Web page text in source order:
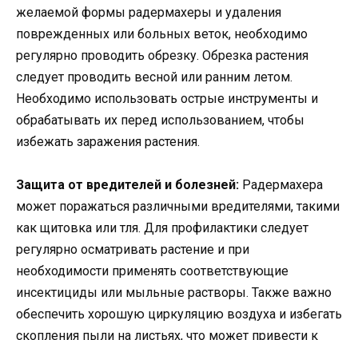
желаемой формы радермахеры и удаления
поврежденных или больных веток, необходимо
регулярно проводить обрезку. Обрезка растения
следует проводить весной или ранним летом.
Необходимо использовать острые инструменты и
обрабатывать их перед использованием, чтобы
избежать заражения растения.
Защита от вредителей и болезней: Радермахера
может поражаться различными вредителями, такими
как щитовка или тля. Для профилактики следует
регулярно осматривать растение и при
необходимости применять соответствующие
инсектициды или мыльные растворы. Также важно
обеспечить хорошую циркуляцию воздуха и избегать
скопления пыли на листьях, что может привести к